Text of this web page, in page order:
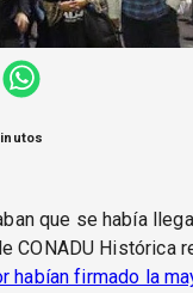
que se había
CONADU Histórica
habían firmado la